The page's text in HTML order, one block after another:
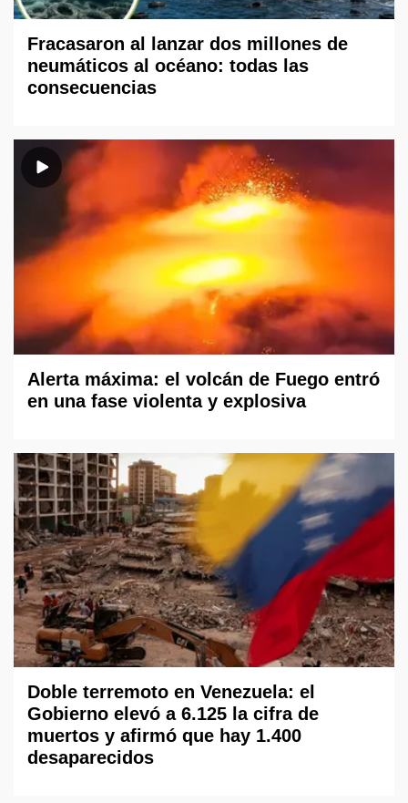
Fracasaron al lanzar dos millones de
neumáticos al océano: todas las
consecuencias
Alerta máxima: el volcán de Fuego entró
en una fase violenta y explosiva
Doble terremoto en Venezuela: el
Gobierno elevó a 6.125 la cifra de
muertos y afirmó que hay 1.400
desaparecidos